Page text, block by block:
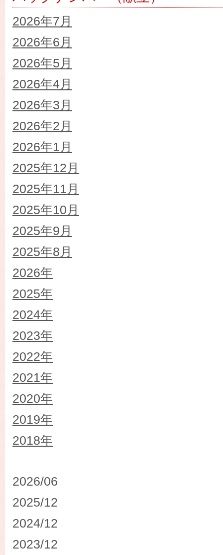
2026年7月
2026年6月
2026年5月
2026年4月
2026年3月
2026年2月
2026年1月
2025年12月
2025年11月
2025年10月
2025年9月
2025年8月
2026年
2025年
2024年
2023年
2022年
2021年
2020年
2019年
2018年
2026/06
2025/12
2024/12
2023/12